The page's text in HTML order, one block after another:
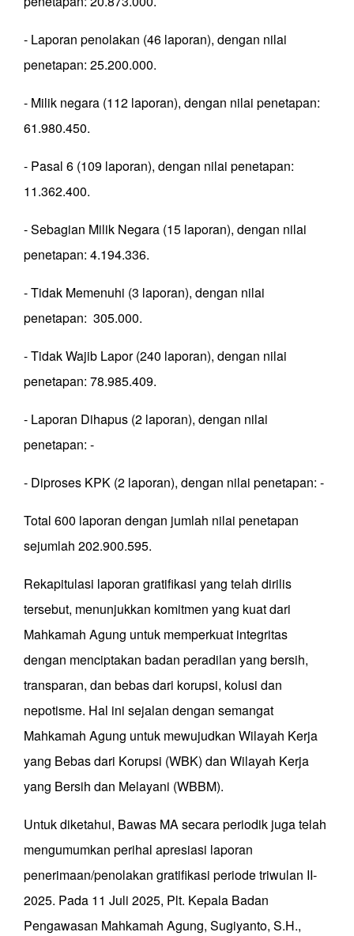
- Laporan penolakan (46 laporan), dengan nilai
penetapan: 25.200.000.
- Milik negara (112 laporan), dengan nilai penetapan:
61.980.450.
- Pasal 6 (109 laporan), dengan nilai penetapan:
11.362.400.
- Sebagian Milik Negara (15 laporan), dengan nilai
penetapan: 4.194.336.
- Tidak Memenuhi (3 laporan), dengan nilai
penetapan: 305.000.
- Tidak Wajib Lapor (240 laporan), dengan nilai
penetapan: 78.985.409.
- Laporan Dihapus (2 laporan), dengan nilai
penetapan: -
- Diproses KPK (2 laporan), dengan nilai penetapan: -
Total 600 laporan dengan jumlah nilai penetapan
sejumlah 202.900.595.
Rekapitulasi laporan gratifikasi yang telah dirilis
tersebut, menunjukkan komitmen yang kuat dari
Mahkamah Agung untuk memperkuat integritas
dengan menciptakan badan peradilan yang bersih,
transparan, dan bebas dari korupsi, kolusi dan
nepotisme. Hal ini sejalan dengan semangat
Mahkamah Agung untuk mewujudkan Wilayah Kerja
yang Bebas dari Korupsi (WBK) dan Wilayah Kerja
yang Bersih dan Melayani (WBBM).
Untuk diketahui, Bawas MA secara periodik juga telah
mengumumkan perihal apresiasi laporan
penerimaan/penolakan gratifikasi periode triwulan II-
2025. Pada 11 Juli 2025, Plt. Kepala Badan
Pengawasan Mahkamah Agung, Sugiyanto, S.H.,